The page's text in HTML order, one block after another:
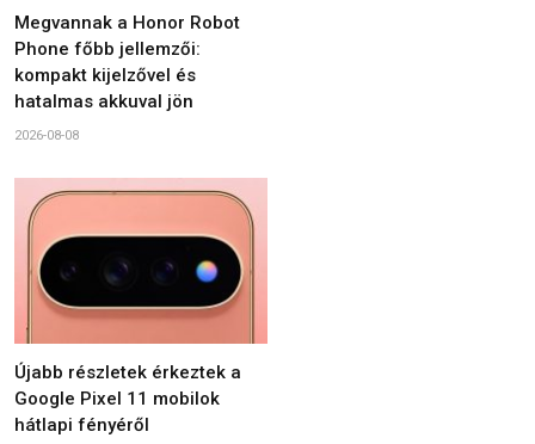
Megvannak a Honor Robot
Phone főbb jellemzői:
kompakt kijelzővel és
hatalmas akkuval jön
2026-08-08
Újabb részletek érkeztek a
Google Pixel 11 mobilok
hátlapi fényéről